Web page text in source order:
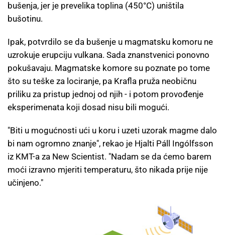
bušenja, jer je prevelika toplina (450°C) uništila
bušotinu.
Ipak, potvrdilo se da bušenje u magmatsku komoru ne
uzrokuje erupciju vulkana. Sada znanstvenici ponovno
pokušavaju. Magmatske komore su poznate po tome
što su teške za lociranje, pa Krafla pruža neobičnu
priliku za pristup jednoj od njih - i potom provođenje
eksperimenata koji dosad nisu bili mogući.
"Biti u mogućnosti ući u koru i uzeti uzorak magme dalo
bi nam ogromno znanje", rekao je Hjalti Páll Ingólfsson
iz KMT-a za New Scientist. "Nadam se da ćemo barem
moći izravno mjeriti temperaturu, što nikada prije nije
učinjeno."